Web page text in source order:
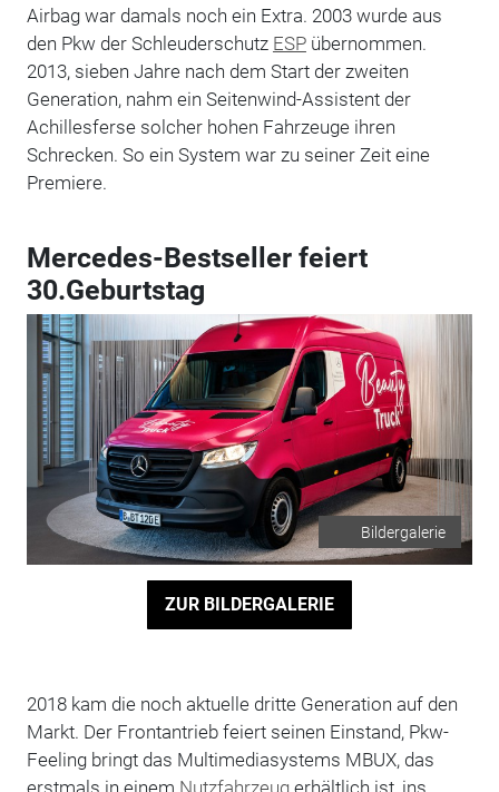
Airbag war damals noch ein Extra. 2003 wurde aus
den Pkw der Schleuderschutz ESPübernommen.
2013, sieben Jahre nach dem Start der zweiten
Generation, nahm ein Seitenwind-Assistent der
Achillesferse solcher hohen Fahrzeuge ihren
Schrecken. So ein System war zu seiner Zeit eine
Premiere.
Mercedes-Bestseller feiert
30.Geburtstag
Bildergalerie
ZUR BILDERGALERIE
2018 kam die noch aktuelle dritte Generation auf den
Markt. Der Frontantrieb feiert seinen Einstand, Pkw-
Feeling bringt das Multimediasystems MBUX, das
erstmals in einem Nutzfahrzeugerhältlich ist, ins